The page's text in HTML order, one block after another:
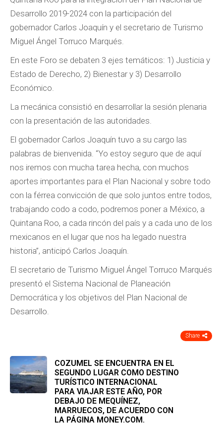
Desarrollo 2019-2024 con la participación del
gobernador Carlos Joaquín y el secretario de Turismo
Miguel Ángel Torruco Marqués.
En este Foro se debaten 3 ejes temáticos: 1) Justicia y
Estado de Derecho, 2) Bienestar y 3) Desarrollo
Económico.
La mecánica consistió en desarrollar la sesión plenaria
con la presentación de las autoridades.
El gobernador Carlos Joaquín tuvo a su cargo las
palabras de bienvenida. “Yo estoy seguro que de aquí
nos iremos con mucha tarea hecha, con muchos
aportes importantes para el Plan Nacional y sobre todo
con la férrea convicción de que solo juntos entre todos,
trabajando codo a codo, podremos poner a México, a
Quintana Roo, a cada rincón del país y a cada uno de los
mexicanos en el lugar que nos ha legado nuestra
historia”, anticipó Carlos Joaquín.
El secretario de Turismo Miguel Ángel Torruco Marqués
presentó el Sistema Nacional de Planeación
Democrática y los objetivos del Plan Nacional de
Desarrollo.
Share
COZUMEL SE ENCUENTRA EN EL
SEGUNDO LUGAR COMO DESTINO
TURÍSTICO INTERNACIONAL
PARA VIAJAR ESTE AÑO, POR
DEBAJO DE MEQUÍNEZ,
MARRUECOS, DE ACUERDO CON
LA PÁGINA MONEY.COM.